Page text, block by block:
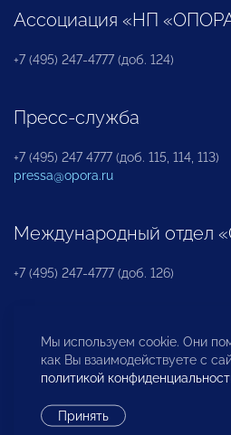
Ассоциация «НП
+7 (495) 247-4777 (доб. 124)
Пресс-служба
+7 (495) 247 4777 (доб. 115, 114, 113)
pressa@opora.ru
Международный
+7 (495) 247-4777 (доб. 126)
Бюро по защите прав
инвесторов
Мы используем cookie. Они
как Вы взаимодействуете с
политикой
Принять